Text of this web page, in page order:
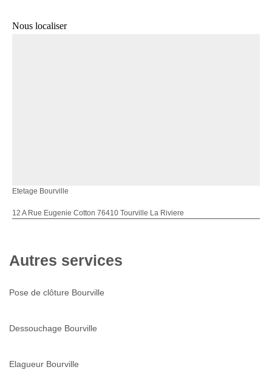
Nous localiser
Etetage Bourville
12 A Rue Eugenie Cotton 76410 Tourville La Riviere
Autres services
Pose de clôture Bourville
Dessouchage Bourville
Elagueur Bourville